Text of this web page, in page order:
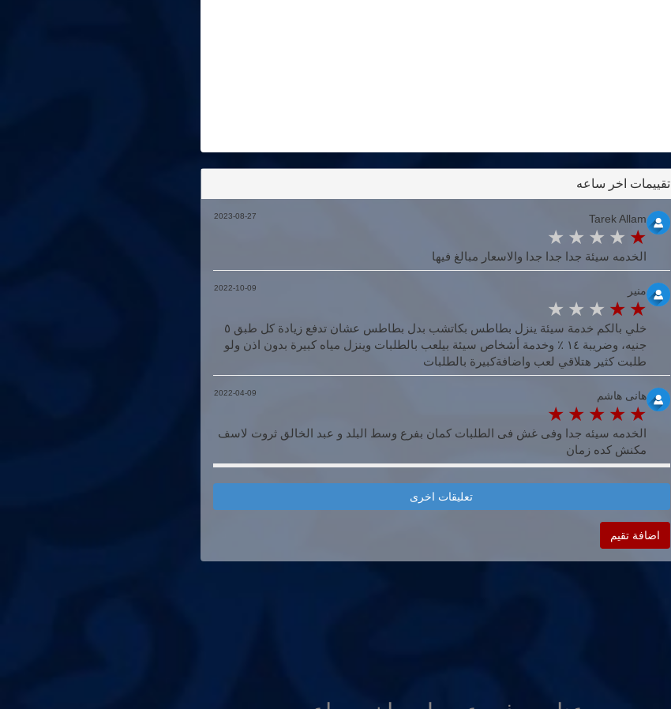
تقييمات اخر ساعه
‪Tarek Allam‬‏
الخدمه سيئة جدا جدا جدا والاسعار مبالغ فيها
2023-08-27
منير
خلي بالكم خدمة سيئة ينزل بطاطس بكاتشب بدل بطاطس عشان تدفع زيادة كل طبق ٥
جنيه، وضريبة ١٤ ٪ وخدمة أشخاص سيئة بيلعب بالطلبات وينزل مياه كبيرة بدون اذن ولو
طلبت كثير هتلاقي لعب واضافةكبيرة بالطلبات
2022-10-09
هانى هاشم
الخدمه سيئه جدا وفى غش فى الطلبات كمان بفرع وسط البلد و عبد الخالق ثروت لاسف
مكنش كده زمان
2022-04-09
تعليقات اخرى
اضافة تقيم